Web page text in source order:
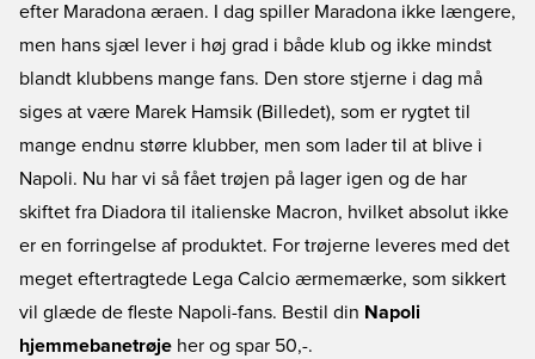
efter Maradona æraen. I dag spiller Maradona ikke længere,
men hans sjæl lever i høj grad i både klub og ikke mindst
blandt klubbens mange fans. Den store stjerne i dag må
siges at være Marek Hamsik (Billedet), som er rygtet til
mange endnu større klubber, men som lader til at blive i
Napoli. Nu har vi så fået trøjen på lager igen og de har
skiftet fra Diadora til italienske Macron, hvilket absolut ikke
er en forringelse af produktet. For trøjerne leveres med det
meget eftertragtede Lega Calcio ærmemærke, som sikkert
vil glæde de fleste Napoli-fans. Bestil din Napoli
hjemmebanetrøje her og spar 50,-.